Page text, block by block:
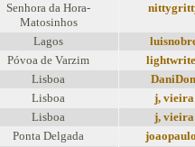
Senhora da Hora-
Matosinhos
Lagos
Póvoa de Varzim
Lisboa
Lisboa j, vieira
Lisboa j, vieira
Ponta Delgada